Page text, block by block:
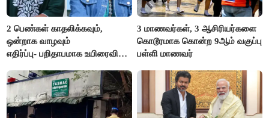
2 பெண்கள் காதலிக்கவும்,
ஒன்றாக வாழவும்
எதிர்ப்பு- பறிதாபமாக உயிரைவிட்ட
3 மாணவர்கள், 3 ஆசிரியர்களை
கொடூரமாக கொன்ற 9ஆம் வகுப்பு
பள்ளி மாணவர்